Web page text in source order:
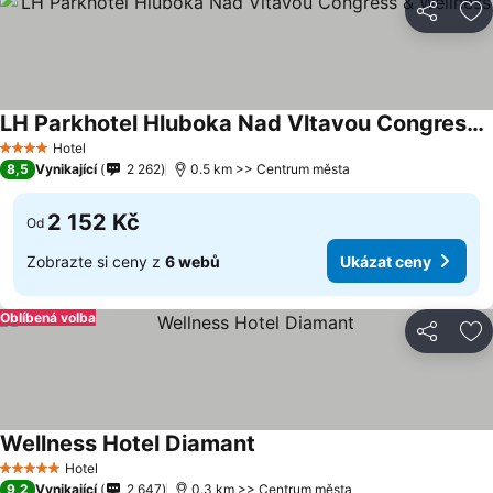
Sdílet
4 Počet hvězdiček
Hotel
LH Parkhotel Hluboka Nad Vltavou Congress & Wellness
8,5 Vynikající 2 262 0.5 km >> Centrum města
Od 2 152 Kč
Zobrazte si ceny z 6 webů Ukázat ceny
Sdílet
Oblíbená volba
5 Počet hvězdiček
Hotel
Wellness Hotel Diamant
9,2 Vynikající 2 647 0.3 km >> Centrum města